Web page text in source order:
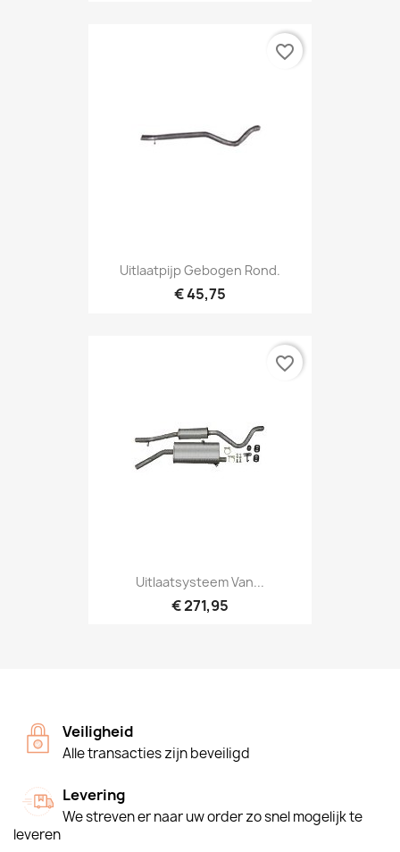
Uitlaatpijp Gebogen Rond.
€ 45,75
favorite_border
Uitlaatsysteem Van...
€ 271,95
favorite_border
Veiligheid
Alle transacties zijn beveiligd
Levering
We streven er naar uw order zo snel mogelijk te
leveren